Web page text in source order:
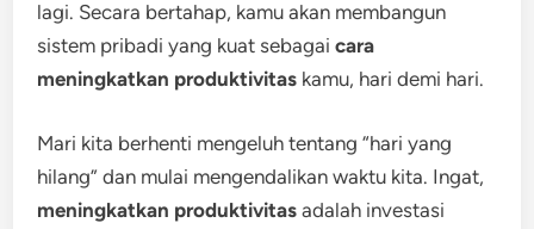
lagi. Secara bertahap, kamu akan membangun
sistem pribadi yang kuat sebagaicara
meningkatkan produktivitas kamu, hari demi hari.
Mari kita berhenti mengeluh tentang “hari yang
hilang” dan mulai mengendalikan waktu kita. Ingat,
meningkatkan produktivitas adalah investasi